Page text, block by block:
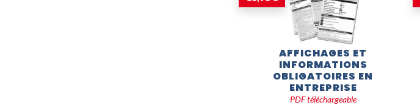
AFFICHAGES ET
INFORMATIONS
OBLIGATOIRES EN
ENTREPRISE
PDF téléchargeable